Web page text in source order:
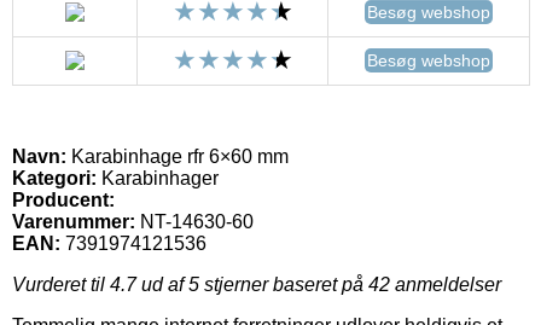
Besøg webshop
Besøg webshop
Navn: Karabinhage rfr 6×60 mm
Kategori: Karabinhager
Producent:
Varenummer: NT-14630-60
EAN: 7391974121536
Vurderet til 4.7ud af 5 stjerner baseret på 42 anmeldelser